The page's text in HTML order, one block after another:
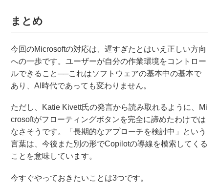
まとめ
今回のMicrosoftの対応は、遅すぎたとはいえ正しい方向
への一歩です。ユーザーが自分の作業環境をコントロー
ルできること──これはソフトウェアの基本中の基本で
あり、AI時代であっても変わりません。
ただし、Katie Kivett氏の発言から読み取れるように、Mi
crosoftがフローティングボタンを完全に諦めたわけでは
なさそうです。「長期的なアプローチを検討中」という
言葉は、今後また別の形でCopilotの導線を模索してくる
ことを意味しています。
今すぐやっておきたいことは3つです。